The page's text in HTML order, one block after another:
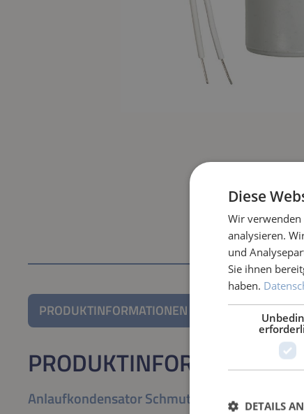
PRODUKTINFORMATIONEN
Anlaufkondensator Schmutzwasserpumpe
Diese
Wir verwenden
analysieren.
und
Sie ihnen
haben.
DETAILS